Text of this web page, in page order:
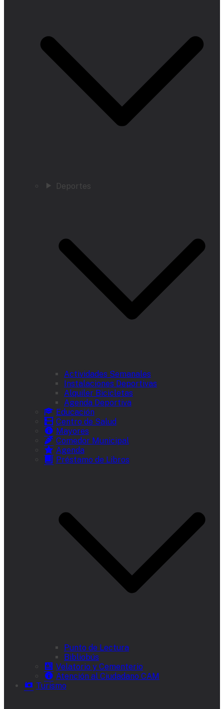
Deportes
Actividades Semanales
Instalaciones Deportivas
Alquiler Bicicletas
Agenda Deportiva
Educación
Centro de Salud
Mayores
Comedor Municipal
Agenda
Préstamo de Libros
Punto de Lectura
Bibliobús
Velatorio y Cementerio
Atención al Ciudadano CAM
Turismo